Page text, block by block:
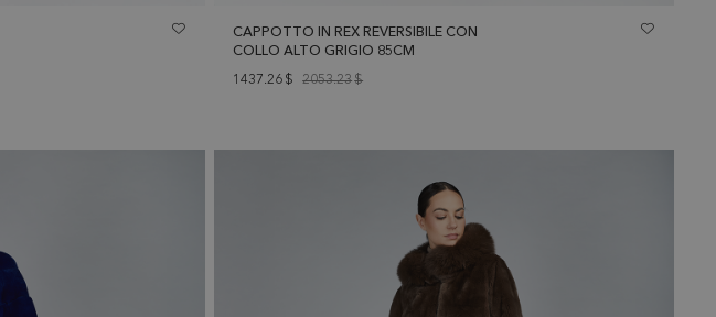
CAPPOTTO IN REX REVERSIBILE CON
COLLO ALTO GRIGIO 85CM
1437.26 $ 2053.23$